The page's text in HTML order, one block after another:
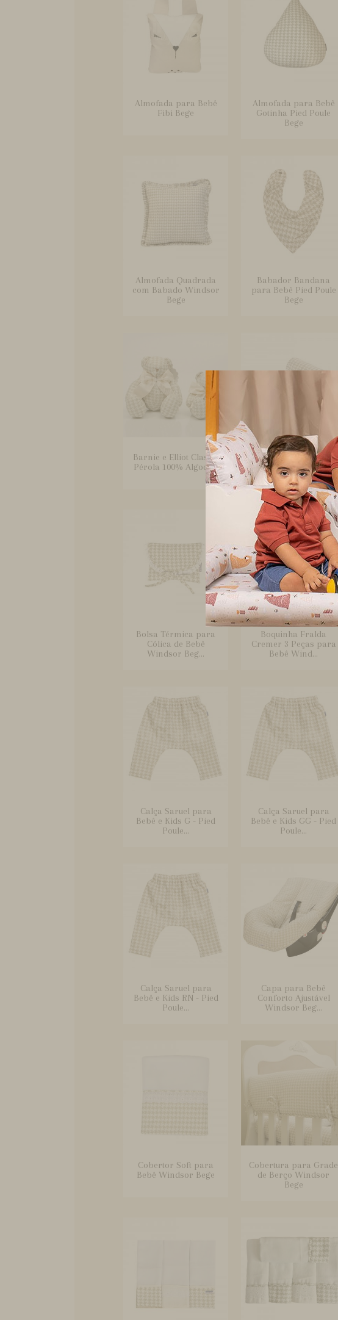
Almofada para Bebê
Fibi Bege
Almofada para Bebê
Gotinha Pied Poule
Bege
Almofada Quadrada
com Babado Windsor
Bege
Babador Bandana
para Bebê Pied Poule
Bege
Barnie e Elliot Classic
Pérola 100% Algodão
Bebê Seguro Windsor
Bege
Bolsa Térmica para
Cólica de Bebê
Windsor Beg...
Boquinha Fralda
Cremer 3 Peças para
Bebê Wind...
Calça Saruel para
Bebê e Kids G - Pied
Poule...
Calça Saruel para
Bebê e Kids GG - Pied
Poule...
Calça Saruel para
Bebê e Kids RN - Pied
Poule...
Capa para Bebê
Conforto Ajustável
Windsor Beg...
Cobertor Soft para
Bebê Windsor Bege
Cobertura para Grade
de Berço Windsor
Bege